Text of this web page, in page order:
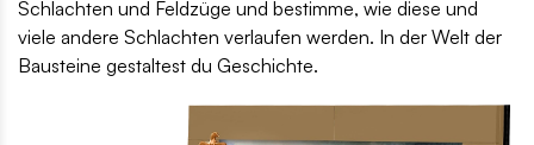
Schlachten und Feldzüge und bestimme, wie diese und
viele andere Schlachten verlaufen werden. In der Welt der
Bausteine gestaltest du Geschichte.